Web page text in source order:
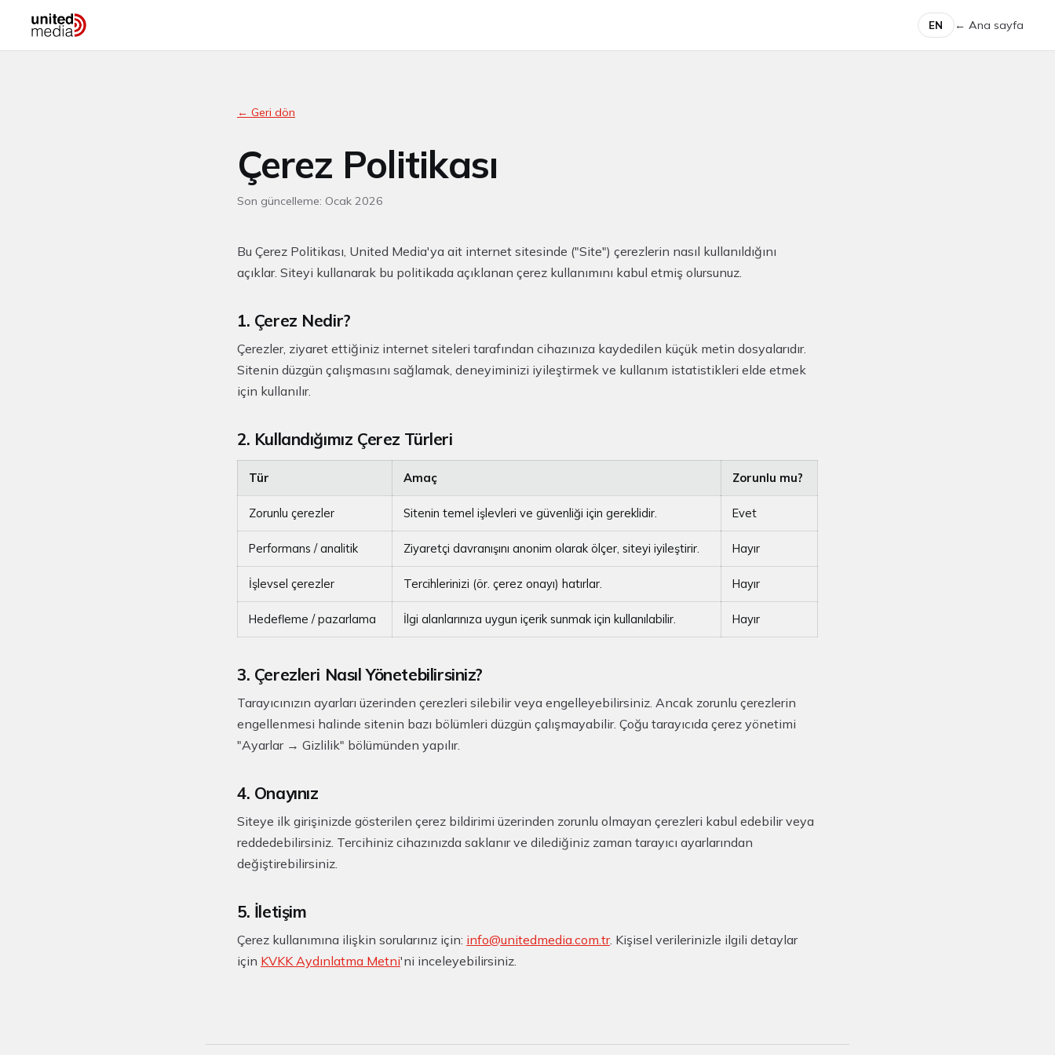
EN ← Ana sayfa
← Geri dön
Çerez Politikası
Son güncelleme: Ocak 2026
Bu Çerez Politikası, United Media'ya ait internet sitesinde ("Site") çerezlerin nasıl kullanıldığını
açıklar. Siteyi kullanarak bu politikada açıklanan çerez kullanımını kabul etmiş olursunuz.
1. Çerez Nedir?
Çerezler, ziyaret ettiğiniz internet siteleri tarafından cihazınıza kaydedilen küçük metin dosyalarıdır.
Sitenin düzgün çalışmasını sağlamak, deneyiminizi iyileştirmek ve kullanım istatistikleri elde etmek
için kullanılır.
2. Kullandığımız Çerez Türleri
Tür Amaç Zorunlu mu?
Zorunlu çerezler Sitenin temel işlevleri ve güvenliği için gereklidir. Evet
Performans / analitik Ziyaretçi davranışını anonim olarak ölçer, siteyi iyileştirir. Hayır
İşlevsel çerezler Tercihlerinizi (ör. çerez onayı) hatırlar. Hayır
Hedefleme / pazarlama İlgi alanlarınıza uygun içerik sunmak için kullanılabilir. Hayır
3. Çerezleri Nasıl Yönetebilirsiniz?
Tarayıcınızın ayarları üzerinden çerezleri silebilir veya engelleyebilirsiniz. Ancak zorunlu çerezlerin
engellenmesi halinde sitenin bazı bölümleri düzgün çalışmayabilir. Çoğu tarayıcıda çerez yönetimi
"Ayarlar → Gizlilik" bölümünden yapılır.
4. Onayınız
Siteye ilk girişinizde gösterilen çerez bildirimi üzerinden zorunlu olmayan çerezleri kabul edebilir veya
reddedebilirsiniz. Tercihiniz cihazınızda saklanır ve dilediğiniz zaman tarayıcı ayarlarından
değiştirebilirsiniz.
5. İletişim
Çerez kullanımına ilişkin sorularınız için: info@unitedmedia.com.tr. Kişisel verilerinizle ilgili detaylar
için KVKK Aydınlatma Metni'ni inceleyebilirsiniz.